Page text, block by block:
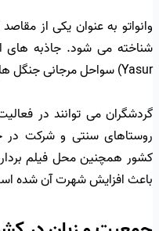
وانواتو به عنوان یکی از
Yasur) سواحل مرجانی جنگل های بارانی و فرهنگ بومی مردم است.
گردشگران می توانند در
روستاهای سنتی و شرکت در
کشور همچنین محل فیلم
باعث افزایش شهرت آن شده